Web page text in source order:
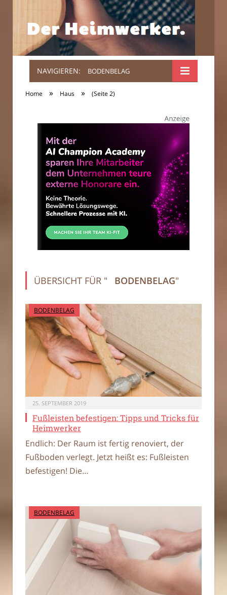
Der
Heimwerker.
NAVIGIEREN: BODENBELAG
Home » Haus » (Seite 2)
ÜBERSICHT FÜR " BODENBELAG"
BODENBELAG
25. SEPTEMBER 2019
Fußleisten befestigen: Tipps und Tricks für
Heimwerker
Endlich: Der Raum ist fertig renoviert, der
Fußboden verlegt. Jetzt heißt es: Fußleisten
befestigen! Die…
BODENBELAG